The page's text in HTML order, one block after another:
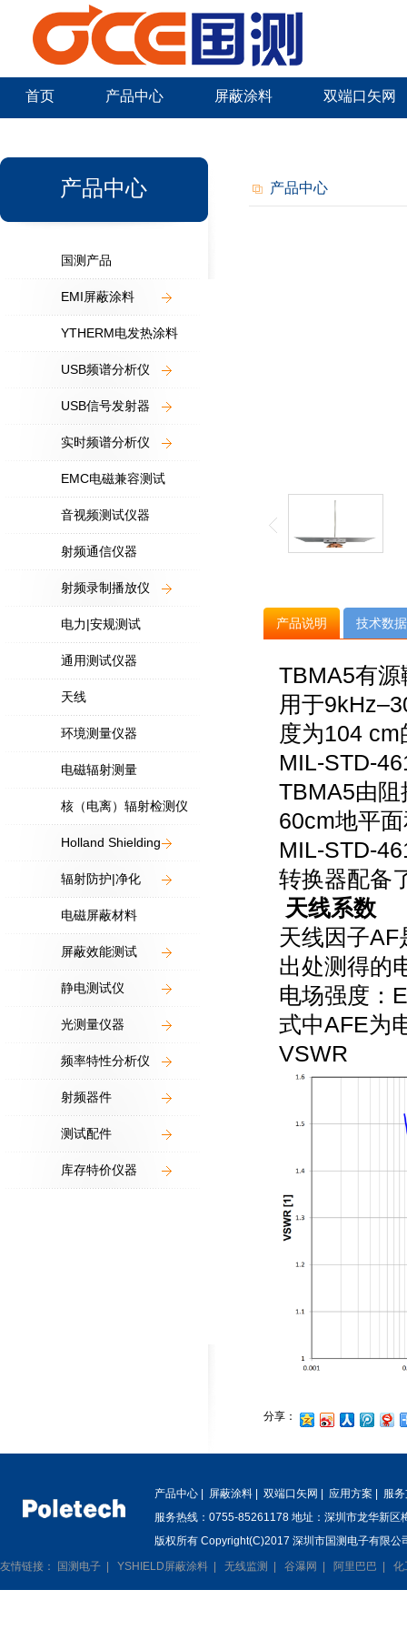
首页 产品中心 屏蔽涂料 双端口矢网
产品中心
国测产品
EMI屏蔽涂料
YTHERM电发热涂料
USB频谱分析仪
USB信号发射器
实时频谱分析仪
EMC电磁兼容测试
音视频测试仪器
射频通信仪器
射频录制播放仪
电力|安规测试
通用测试仪器
天线
环境测量仪器
电磁辐射测量
核（电离）辐射检测仪
Holland Shielding
辐射防护|净化
电磁屏蔽材料
屏蔽效能测试
静电测试仪
光测量仪器
频率特性分析仪
射频器件
测试配件
库存特价仪器
产品中心
产品说明 技术数据
TBMA5有
用于
度为104
MIL-STD-
TBMA5由
60cm地平
MIL-STD-
转换器配备
天线系数
天线因子AF
出处测得的
电场强度：
式中AFE为
VSWR
分享：
产品中心 屏蔽涂料 双端口矢网 应用方案
服
服务热线：0755-85261178 地址：深圳市龙华新区
版权所有 Copyright(C)2017 深圳市国测电子有限公
友情链接：
国测电子 YSHIELD屏蔽涂料 无线监测 谷瀑网 阿里巴巴 化